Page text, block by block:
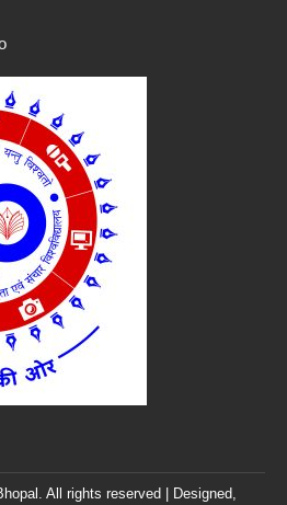
All rights reserved | Designed,